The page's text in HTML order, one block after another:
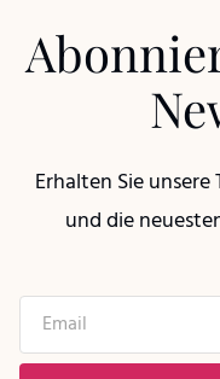
Erhalten Sie
und die